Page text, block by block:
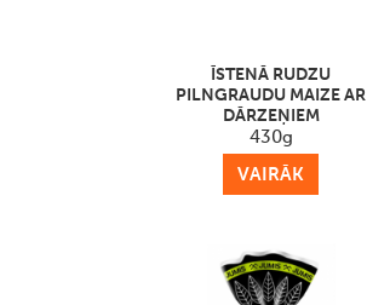
ĪSTENĀ RUDZU
PILNGRAUDU MAIZE AR
DĀRZEŅIEM
430g
VAIRĀK